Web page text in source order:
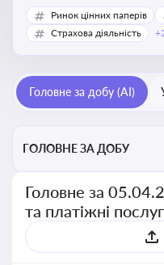
управління коштами,
дотримання ліцензійних
Ринок цінних паперів
Страхова діяльність
Головне за добу (AI)
ГОЛОВНЕ ЗА ДОБУ
Головне за
та платіжні